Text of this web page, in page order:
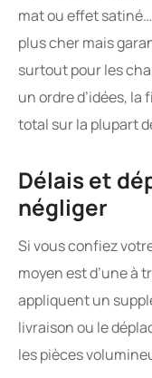
mat ou effet
plus cher mais
surtout pour les
un ordre d’idées,
total sur la plupart
Délais et
négliger
Si vous confiez
moyen est d’une à
appliquent un
livraison ou le
les pièces